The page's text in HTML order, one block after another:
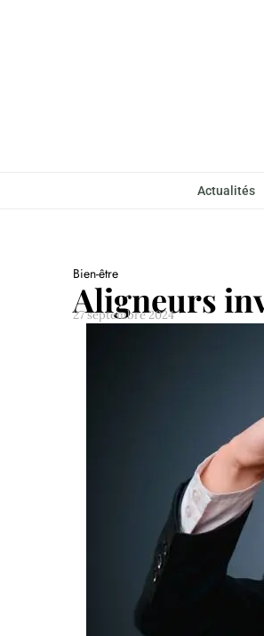
Actualités
Bien-être
Aligneurs
27 septembre 2024